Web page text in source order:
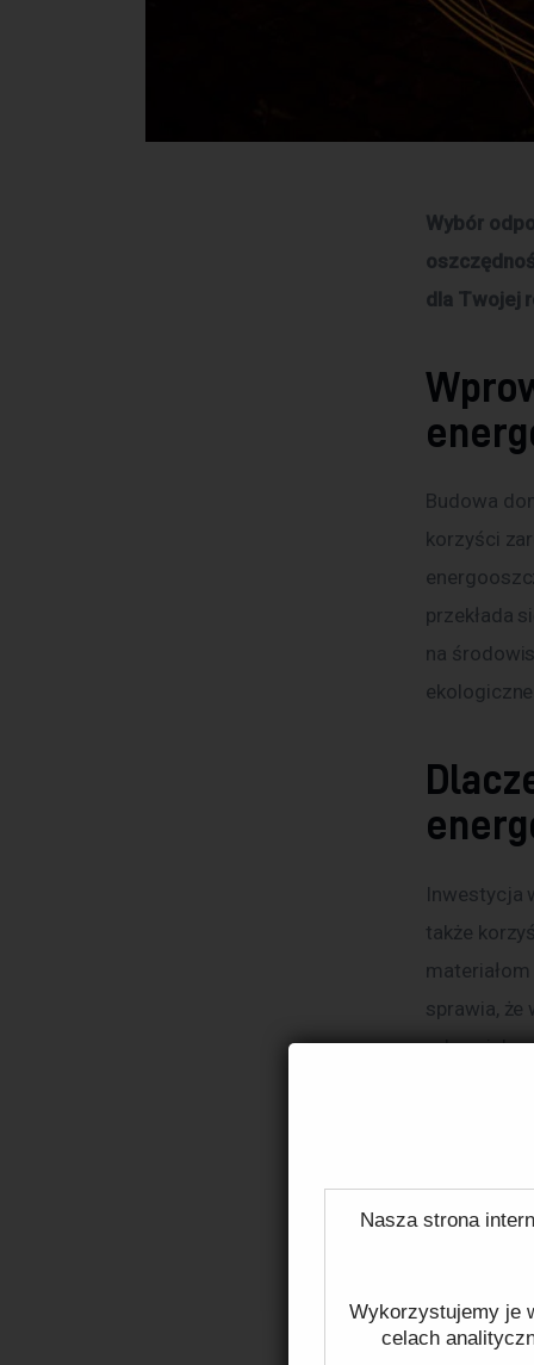
Nasza strona
Wykorzystujemy je
celach
Wybór
dla Twojej
Budowa
korzyści
przekłada
na
Inwestycja
także
sprawia, że
większe
wyróżniają